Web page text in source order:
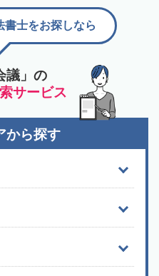
議」の
サービス
書士をお探しなら
から探す